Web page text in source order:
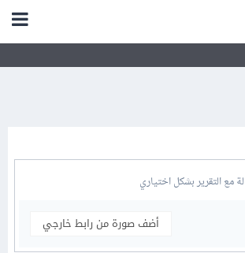
مع التقرير بشكل اختياري
أضف صورة من رابط خارجي